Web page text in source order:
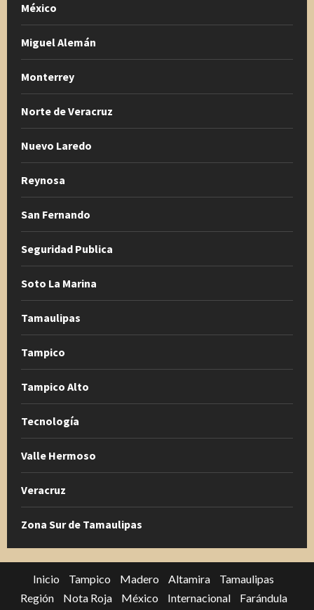
México
Miguel Alemán
Monterrey
Norte de Veracruz
Nuevo Laredo
Reynosa
San Fernando
Seguridad Publica
Soto La Marina
Tamaulipas
Tampico
Tampico Alto
Tecnología
Valle Hermoso
Veracruz
Zona Sur de Tamaulipas
Inicio Tampico Madero Altamira
Tamaulipas
Región
Nota Roja México Internacional Farándula